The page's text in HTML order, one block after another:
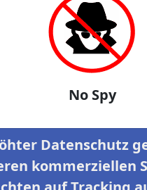
No Spy
Datenschutz
kommerziellen